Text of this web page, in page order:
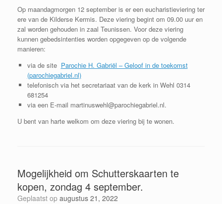
Op maandagmorgen 12 september is er een eucharistieviering ter
ere van de Kilderse Kermis. Deze viering begint om 09.00 uur en
zal worden gehouden in zaal Teunissen. Voor deze viering
kunnen gebedsintenties worden opgegeven op de volgende
manieren:
via de site Parochie H. Gabriël – Geloof in de toekomst
(parochiegabriel.nl)
telefonisch via het secretariaat van de kerk in Wehl 0314
681254
via een E-mail martinuswehl@parochiegabriel.nl.
U bent van harte welkom om deze viering bij te wonen.
Mogelijkheid om Schutterskaarten te
kopen, zondag 4 september.
Geplaatst op augustus 21, 2022